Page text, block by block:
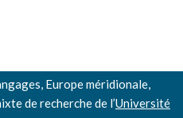
Europe méridionale,
de recherche de l’Université